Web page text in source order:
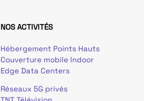
NOS ACTIVITÉS
Hébergement Points Hauts
Couverture mobile Indoor
Edge Data Centers
Réseaux 5G privés